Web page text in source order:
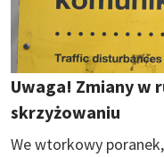
Uwaga! Zmiany w
skrzyżowaniu
We wtorkowy